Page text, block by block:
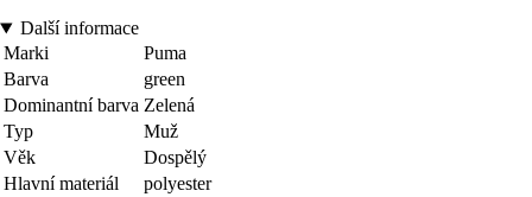
Další informace
Marki
Puma
Barva
green
Dominantní barva Zelená
Typ
Muž
Věk
Dospělý
Hlavní materiál
polyester